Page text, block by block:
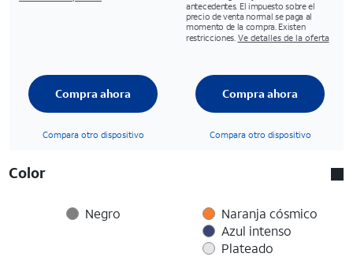
antecedentes. El impuesto sobre el
precio de venta normal se paga al
momento de la compra. Existen
restricciones. Ve detalles de la oferta
Compra ahora
Compara otro dispositivo
Compra ahora
Compara otro dispositivo
Color
Negro
Naranja cósmico
Azul intenso
Plateado